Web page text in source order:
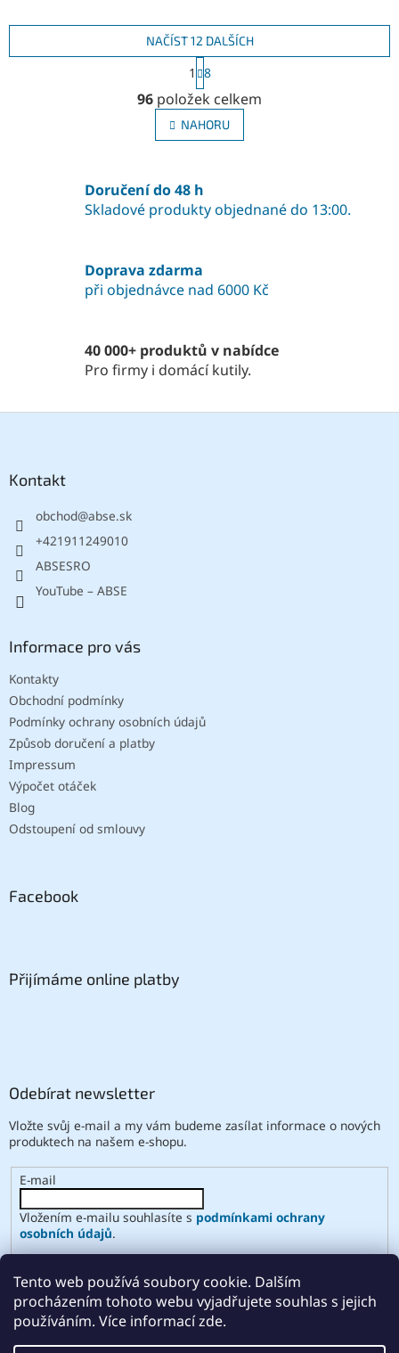
Tento web používá soubory cookie. Dalším
procházením tohoto webu vyjadřujete souhlas s jejich
používáním. Více informací zde.
O
v
l
á
c
í
p
k
y
p
i
s
NAČÍST 12 DALŠÍCH
S
t
r
á
n
k
á
n
í
1 8
96 položek celkem
NAHORU
Doručení do 48 h
Skladové produkty objednané do 13:00.
Doprava zdarma
při objednávce nad 6000 Kč
40 000+ produktů v nabídce
Pro firmy i domácí kutily.
Kontakt
obchod@abse.sk
+421911249010
ABSESRO
YouTube – ABSE
Informace pro vás
Kontakty
Obchodní podmínky
Podmínky ochrany osobních údajů
Způsob doručení a platby
Impressum
Výpočet otáček
Blog
Odstoupení od smlouvy
Facebook
Přijímáme online platby
Odebírat newsletter
Vložte svůj e-mail a my vám budeme zasílat informace o nových
produktech na našem e-shopu.
E-mail
Vložením e-mailu souhlasíte s podmínkami ochrany
osobních údajů.
PŘIHLÁSIT SE